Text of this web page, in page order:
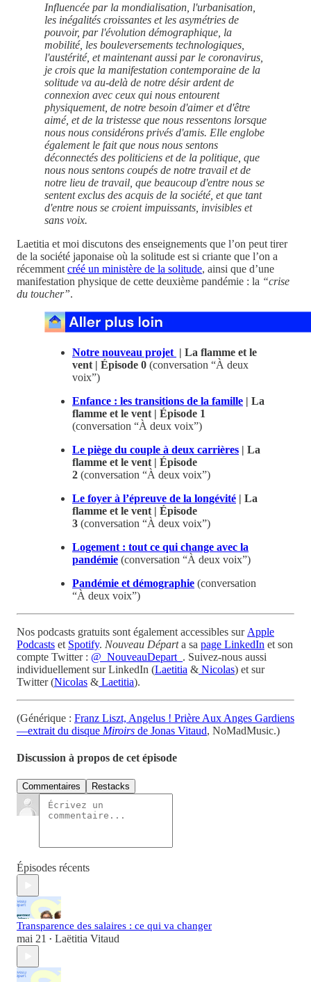
Influencée par la mondialisation, l'urbanisation,
les inégalités croissantes et les asymétries de
pouvoir, par l'évolution démographique, la
mobilité, les bouleversements technologiques,
l'austérité, et maintenant aussi par le coronavirus,
je crois que la manifestation contemporaine de la
solitude va au-delà de notre désir ardent de
connexion avec ceux qui nous entourent
physiquement, de notre besoin d'aimer et d'être
aimé, et de la tristesse que nous ressentons lorsque
nous nous considérons privés d'amis. Elle englobe
également le fait que nous nous sentons
déconnectés des politiciens et de la politique, que
nous nous sentons coupés de notre travail et de
notre lieu de travail, que beaucoup d'entre nous se
sentent exclus des acquis de la société, et que tant
d'entre nous se croient impuissants, invisibles et
sans voix.
Laetitia et moi discutons des enseignements que l’on peut tirer
de la société japonaise où la solitude est si criante que l’on a
récemment créé un ministère de la solitude, ainsi que d’une
manifestation physique de cette deuxième pandémie : la “crise
du toucher”.
Notre nouveau projet | La flamme et le
vent | Épisode 0 (conversation “À deux
voix”)
Enfance : les transitions de la famille | La
flamme et le vent | Épisode 1
(conversation “À deux voix”)
Le piège du couple à deux carrières | La
flamme et le vent | Épisode
2 (conversation “À deux voix”)
Le foyer à l’épreuve de la longévité | La
flamme et le vent | Épisode
3 (conversation “À deux voix”)
Logement : tout ce qui change avec la
pandémie (conversation “À deux voix”)
Pandémie et démographie (conversation
“À deux voix”)
Nos podcasts gratuits sont également accessibles sur Apple
Podcasts et Spotify. Nouveau Départa sa page LinkedIn et son
compte Twitter : @_NouveauDepart_ . Suivez-nous aussi
individuellement sur LinkedIn (Laetitia & Nicolas) et sur
Twitter (Nicolas & Laetitia).
(Générique : Franz Liszt, Angelus ! Prière Aux Anges Gardiens
—extrait du disque Miroirs de Jonas Vitaud, NoMadMusic.)
Discussion à propos de cet épisode
Commentaires Restacks
Épisodes récents
Transparence des salaires : ce qui va changer
mai 21 • Laëtitia Vitaud